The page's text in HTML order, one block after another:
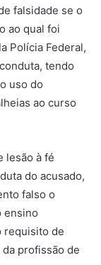
falsidade se o
ao qual foi
Polícia Federal,
tendo
uso do
ao curso
lesão à fé
do acusado,
falso o
ensino
requisito de
profissão de